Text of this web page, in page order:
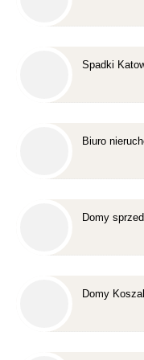
Spadki
Biuro
Domy
Domy